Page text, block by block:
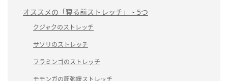
オススメの「寝る前ストレッチ」・5つ
クジャクのストレッチ
サソリのストレッチ
フラミンゴのストレッチ
モモンガの筋弛緩ストレッチ